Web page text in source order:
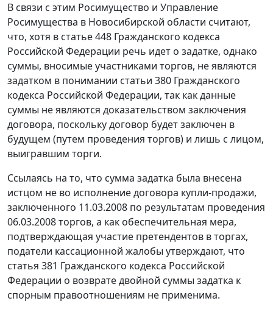
В связи с этим Росимущество и Управление
Росимущества в Новосибирской области считают,
что, хотя в статье 448 Гражданского кодекса
Российской Федерации речь идет о задатке, однако
суммы, вносимые участниками торгов, не являются
задатком в понимании статьи 380 Гражданского
кодекса Российской Федерации, так как данные
суммы не являются доказательством заключения
договора, поскольку договор будет заключен в
будущем (путем проведения торгов) и лишь с лицом,
выигравшим торги.
Ссылаясь на то, что сумма задатка была внесена
истцом не во исполнение договора купли-продажи,
заключенного 11.03.2008 по результатам проведения
06.03.2008 торгов, а как обеспечительная мера,
подтверждающая участие претендентов в торгах,
податели кассационной жалобы утверждают, что
статья 381 Гражданского кодекса Российской
Федерации о возврате двойной суммы задатка к
спорным правоотношениям не применима.